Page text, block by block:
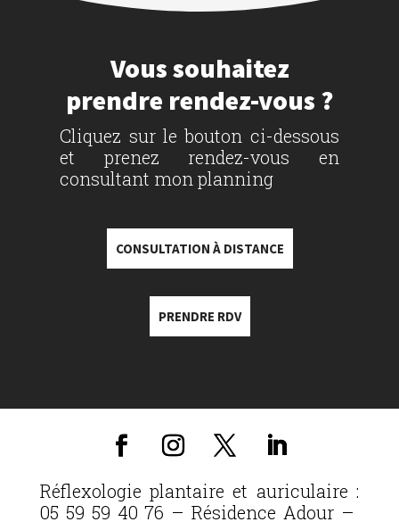
Vous souhaitez
prendre rendez-vous ?
Cliquez sur le bouton ci-dessous
et prenez rendez-vous en
consultant mon planning
CONSULTATION À DISTANCE
PRENDRE RDV
Réflexologie plantaire et auriculaire :
05 59 59 40 76 – Résidence Adour –